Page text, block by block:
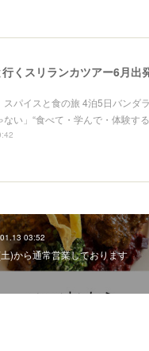
くスリランカツアー6月出
パイスと食の旅 4泊5日バンダ
ない」“食べて・学んで・体験す
03:52
)から通常営業しております